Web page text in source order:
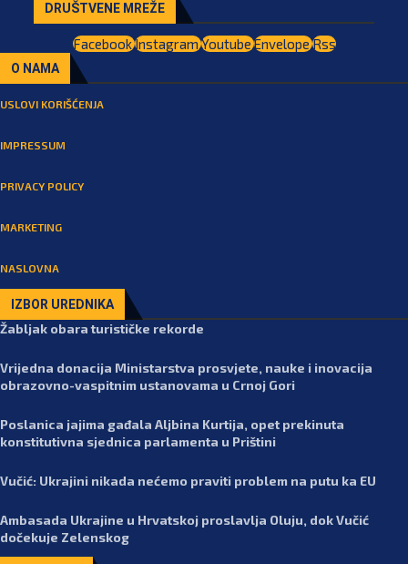
DRUŠTVENE MREŽE
FacebookInstagramYoutubeEnvelopeRss
O NAMA
USLOVI KORIŠĆENJA
IMPRESSUM
PRIVACY POLICY
MARKETING
NASLOVNA
IZBOR UREDNIKA
Žabljak obara turističke rekorde
Vrijedna donacija Ministarstva prosvjete, nauke i inovacija
obrazovno-vaspitnim ustanovama u Crnoj Gori
Poslanica jajima gađala Aljbina Kurtija, opet prekinuta
konstitutivna sjednica parlamenta u Prištini
Vučić: Ukrajini nikada nećemo praviti problem na putu ka EU
Ambasada Ukrajine u Hrvatskoj proslavlja Oluju, dok Vučić
dočekuje Zelenskog